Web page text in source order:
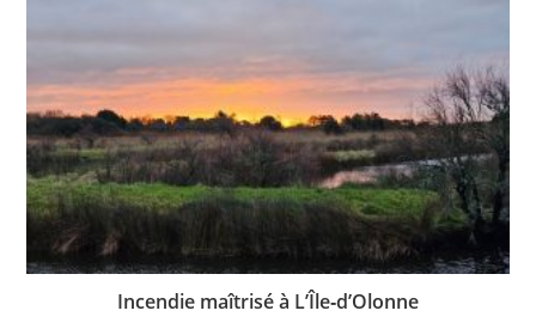
Incendie maîtrisé à L’Île‑d’Olonne